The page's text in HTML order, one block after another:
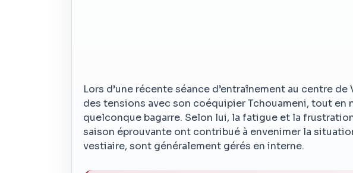
Lors d’une récente séance d’entraînement au centre
des tensions avec son coéquipier Tchouameni, tout
quelconque bagarre. Selon lui, la fatigue et la
saison éprouvante ont contribué à envenimer la
vestiaire, sont généralement gérés en interne.